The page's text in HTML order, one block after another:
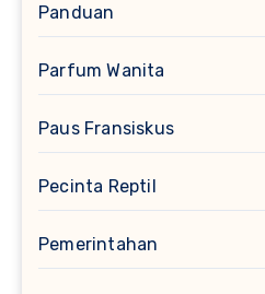
Panduan
Parfum Wanita
Paus Fransiskus
Pecinta Reptil
Pemerintahan